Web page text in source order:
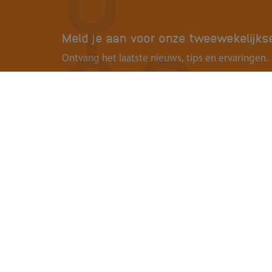
Meld je aan voor onze
Ontvang het laatste nieuws, tips en ervaringen.